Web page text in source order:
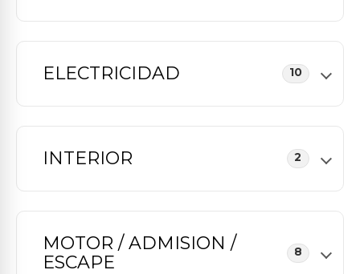
ELECTRICIDAD 10
INTERIOR 2
MOTOR / ADMISION /
ESCAPE
8